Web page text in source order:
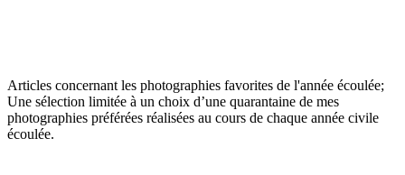
Articles concernant les photographies favorites de l'année écoulée;
Une sélection limitée à un choix d’une quarantaine de mes
photographies préférées réalisées au cours de chaque année civile
écoulée.